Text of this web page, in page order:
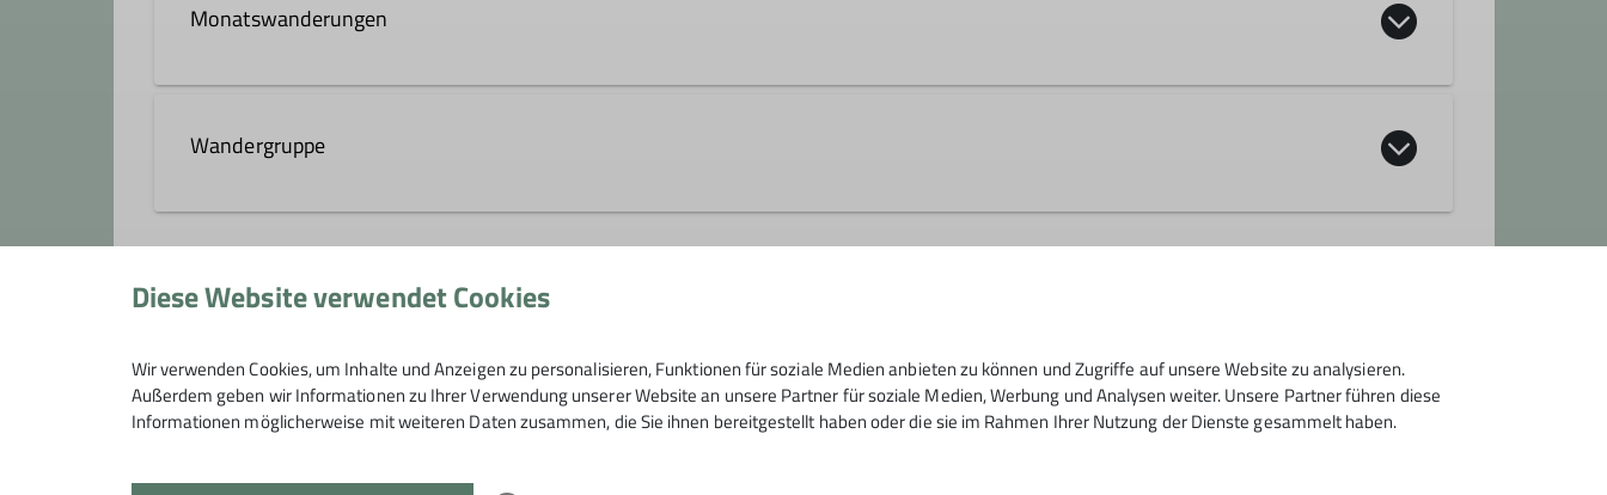
Wanderwart
Monatswanderungen
Wandergruppe
Du magst Wandern und die Natur rund um Heilbronn? Dann komm mit uns! Wir sind draußen zu Hause – und machen monatliche
Wir sind die Wandergruppe der Sektion Heilbronn.
Jeden Monat machen wir eine Tageswanderung in der Region.
Unsere Wandergebiete:
Anmeldung
Diese Website verwendet Cookies
Wir verwenden Cookies, um Inhalte und Anzeigen zu personalisieren, Funktionen für soziale Medien anbieten zu können und Zugriffe auf unsere Website zu analysieren.
Außerdem geben wir Informationen zu Ihrer Verwendung unserer Website an unsere Partner für soziale Medien, Werbung und Analysen weiter. Unsere Partner führen diese
Informationen möglicherweise mit weiteren Daten zusammen, die Sie ihnen bereitgestellt haben oder die sie im Rahmen Ihrer Nutzung der Dienste gesammelt haben.